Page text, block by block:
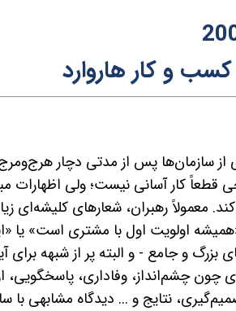
و کار هاروارد
از سازمان‌­ها پس از مدتی دچار
قطعاً کار آسانی نیست؛ ولی اظهارات
معمولاً رهبران، شعارهای کلیشه­‌ای
اولویت اول با مشتری است» یا
بزرگ و جامع - و البته پر از شبهه
چون چشم­‌انداز، وفاداری، پاسخگویی،
نتایج و ... دیدگاه مشابهی با